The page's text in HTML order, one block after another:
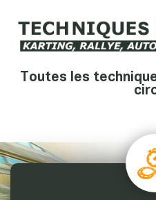
Toutes les